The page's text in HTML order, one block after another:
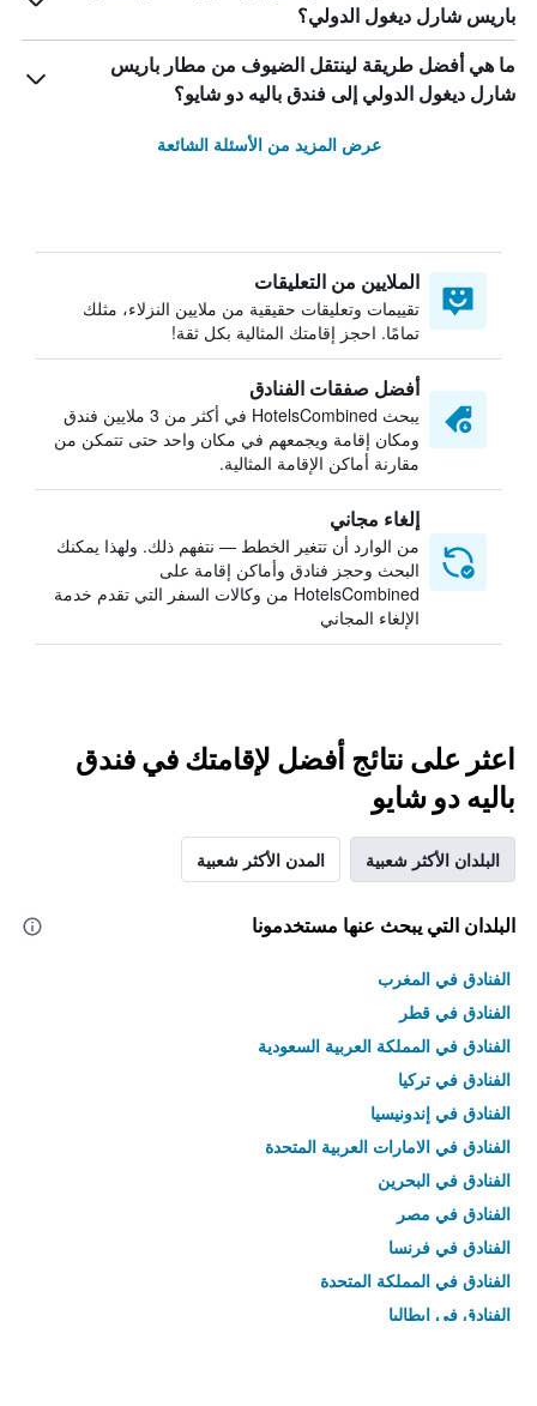
باريس شارل ديغول الدولي؟
ما هي أفضل طريقة لينتقل الضيوف من مطار باريس
شارل ديغول الدولي إلى فندق باليه دو شايو؟
عرض المزيد من الأسئلة الشائعة
الملايين من التعليقات
تقييمات وتعليقات حقيقية من ملايين النزلاء، مثلك
تمامًا. احجز إقامتك المثالية بكل ثقة!
أفضل صفقات الفنادق
يبحث HotelsCombined في أكثر من 3 ملايين فندق
ومكان إقامة ويجمعهم في مكان واحد حتى تتمكن من
مقارنة أماكن الإقامة المثالية.
إلغاء مجاني
من الوارد أن تتغير الخطط — نتفهم ذلك. ولهذا يمكنك
البحث وحجز فنادق وأماكن إقامة على
HotelsCombined من وكالات السفر التي تقدم خدمة
الإلغاء المجاني
اعثر على نتائج أفضل لإقامتك في فندق
باليه دو شايو
البلدان الأكثر شعبية المدن الأكثر شعبية
البلدان التي يبحث عنها مستخدمونا
الفنادق في المغرب
الفنادق في قطر
الفنادق في المملكة العربية السعودية
الفنادق في تركيا
الفنادق في إندونيسيا
الفنادق في الامارات العربية المتحدة
الفنادق في البحرين
الفنادق في مصر
الفنادق في فرنسا
الفنادق في المملكة المتحدة
الفنادق في إيطاليا